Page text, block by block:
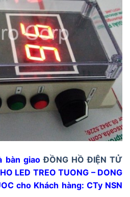
bàn giaoĐỒNG HỒ ĐIỆN TỬ
LED TREO TUONG – DONG
cho Khách hàng: CTy NSN